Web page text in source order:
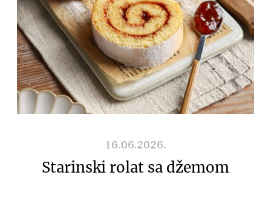
16.06.2026.
Starinski rolat sa džemom